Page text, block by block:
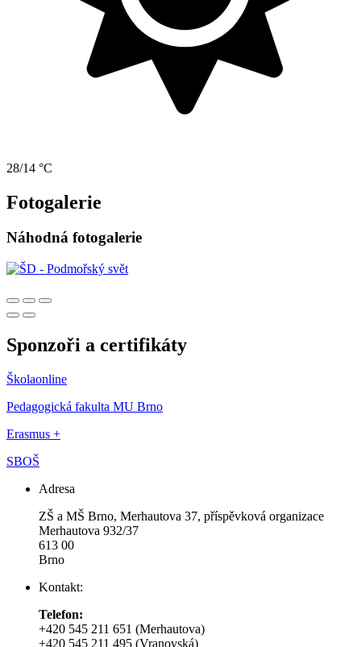
28/14 °C
Fotogalerie
Náhodná fotogalerie
Sponzoři a certifikáty
Školaonline
Pedagogická fakulta MU Brno
Erasmus +
SBOŠ
Adresa
ZŠ a MŠ Brno, Merhautova 37, příspěvková organizace
Merhautova 932/37
613 00
Brno
Kontakt:
Telefon:
+420 545 211 651 (Merhautova)
+420 545 211 495 (Vranovská)